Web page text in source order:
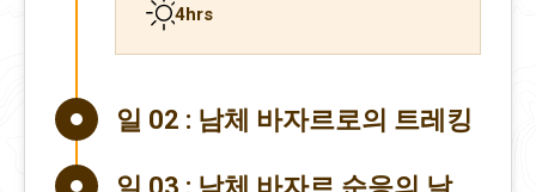
4hrs
일 02 : 남체 바자르로의 트레킹